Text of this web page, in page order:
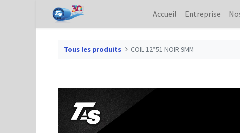
Accueil Entreprise
Tous les produits COIL 12*51 NOIR 9MM